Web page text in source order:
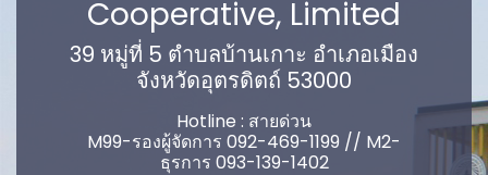
Cooperative, Limited
39 หมู่ที่ 5 ตำบลบ้านเกาะ อำเภอเมือง
จังหวัดอุตรดิตถ์ 53000
Hotline : สายด่วน
M99-รองผู้จัดการ 092-469-1199 // M2-
ธุรการ 093-139-1402